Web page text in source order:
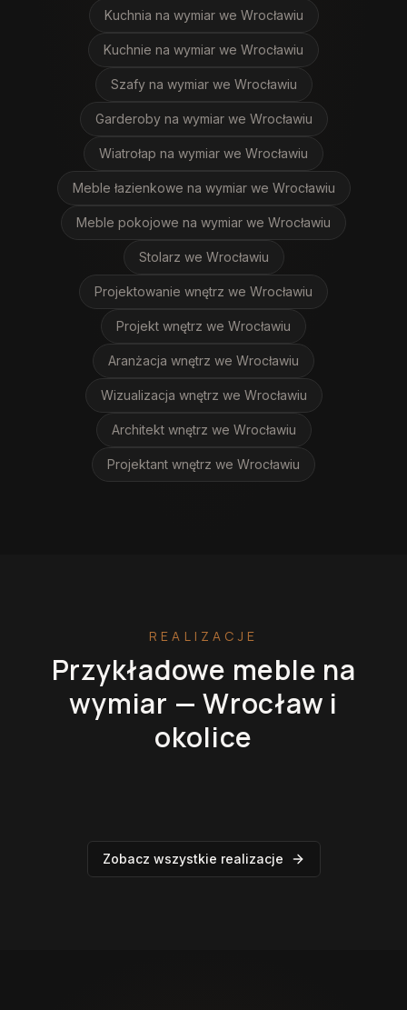
Kuchnia na wymiar we Wrocławiu
Kuchnie na wymiar we Wrocławiu
Szafy na wymiar we Wrocławiu
Garderoby na wymiar we Wrocławiu
Wiatrołap na wymiar we Wrocławiu
Meble łazienkowe na wymiar we Wrocławiu
Meble pokojowe na wymiar we Wrocławiu
Stolarz we Wrocławiu
Projektowanie wnętrz we Wrocławiu
Projekt wnętrz we Wrocławiu
Aranżacja wnętrz we Wrocławiu
Wizualizacja wnętrz we Wrocławiu
Architekt wnętrz we Wrocławiu
Projektant wnętrz we Wrocławiu
REALIZACJE
Przykładowe meble na
wymiar — Wrocław i
okolice
Zobacz wszystkie realizacje